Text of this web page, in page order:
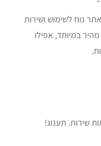
נוח לשימוש ושירות
במיוחד, אפילו
שירות. תענוג!